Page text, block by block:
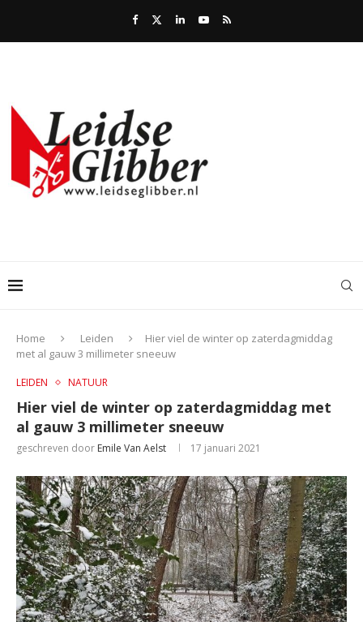
Home Leiden
Hier viel de winter op zaterdagmiddag
met al gauw 3 millimeter sneeuw
LEIDEN NATUUR
Hier viel de winter op zaterdagmiddag met
al gauw 3 millimeter sneeuw
geschreven door Emile Van Aelst 17 januari 2021